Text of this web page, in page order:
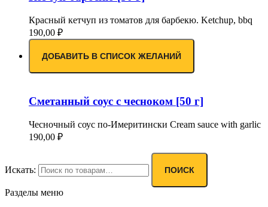
Красный кетчуп из томатов для барбекю. Ketchup, bbq
190,00 ₽
ДОБАВИТЬ В СПИСОК ЖЕЛАНИЙ
Сметанный соус с чесноком [50 г]
Чесночный соус по-Имеритински Cream sauce with garlic
190,00 ₽
Искать: ПОИСК
Разделы меню